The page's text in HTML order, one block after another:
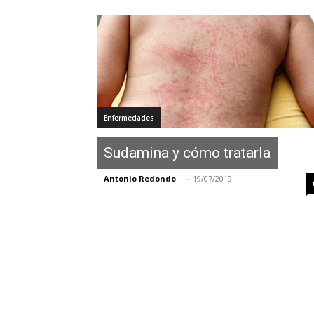
Enfermedades
Sudamina y cómo tratarla
Antonio Redondo - 19/07/2019